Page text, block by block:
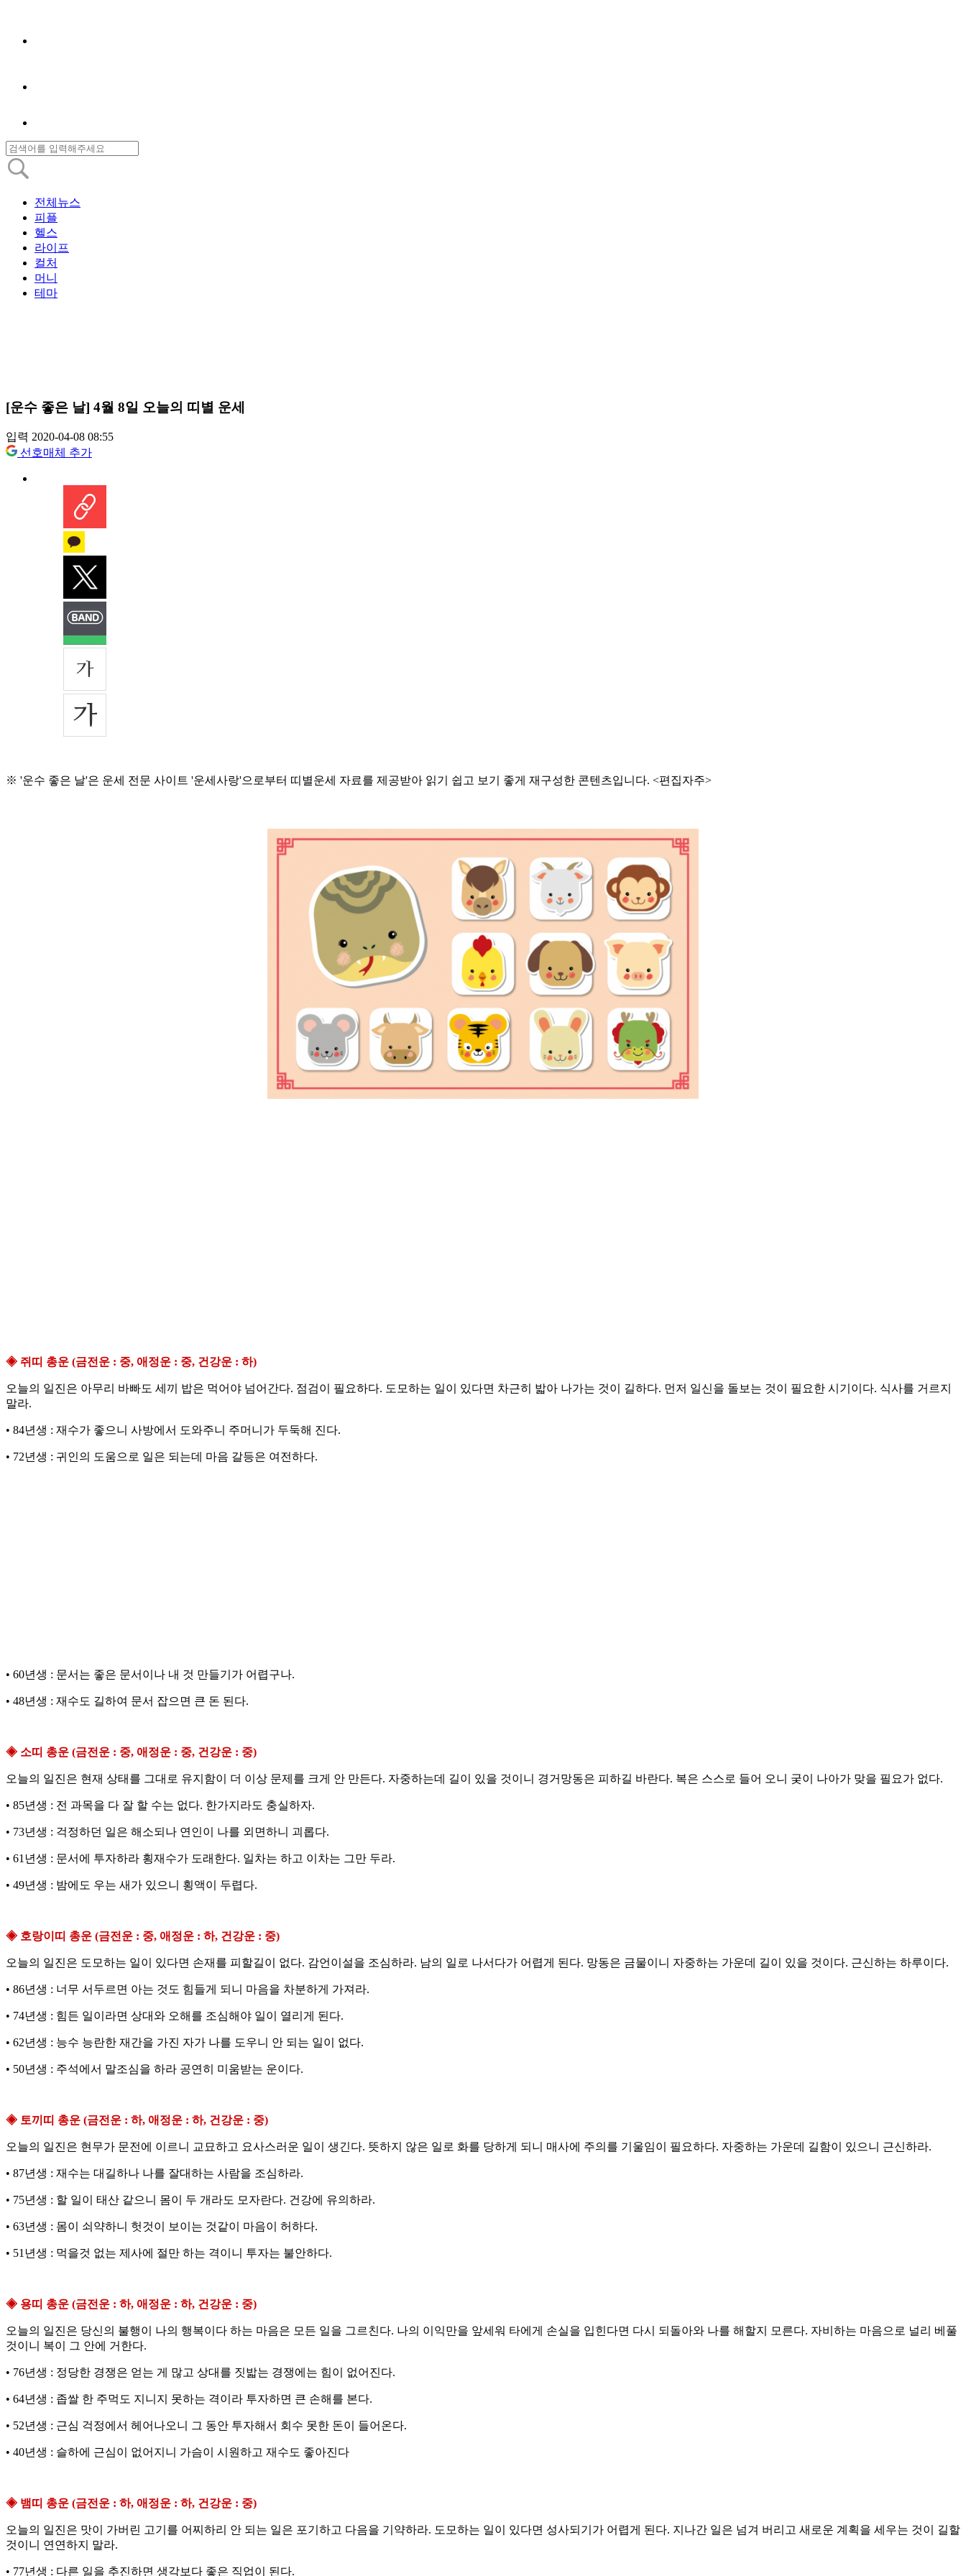
전체뉴스
피플
헬스
라이프
컬처
머니
테마
[운수 좋은 날] 4월 8일 오늘의 띠별 운세
입력 2020-04-08 08:55
선호매체 추가
※ '운수 좋은 날'은 운세 전문 사이트 '운세사랑'으로부터 띠별운세 자료를 제공받아 읽기 쉽고 보기 좋게 재구성한 콘텐츠입니다. <편집자주>
◈ 쥐띠 총운 (금전운 : 중, 애정운 : 중, 건강운 : 하)
오늘의 일진은 아무리 바빠도 세끼 밥은 먹어야 넘어간다. 점검이 필요하다. 도모하는 일이 있다면 차근히 밟아 나가는 것이 길하다. 먼저 일신을 돌보는 것이 필요한 시기이다. 식사를 거르지
말라.
• 84년생 : 재수가 좋으니 사방에서 도와주니 주머니가 두둑해 진다.
• 72년생 : 귀인의 도움으로 일은 되는데 마음 갈등은 여전하다.
• 60년생 : 문서는 좋은 문서이나 내 것 만들기가 어렵구나.
• 48년생 : 재수도 길하여 문서 잡으면 큰 돈 된다.
◈ 소띠 총운 (금전운 : 중, 애정운 : 중, 건강운 : 중)
오늘의 일진은 현재 상태를 그대로 유지함이 더 이상 문제를 크게 안 만든다. 자중하는데 길이 있을 것이니 경거망동은 피하길 바란다. 복은 스스로 들어 오니 궂이 나아가 맞을 필요가 없다.
• 85년생 : 전 과목을 다 잘 할 수는 없다. 한가지라도 충실하자.
• 73년생 : 걱정하던 일은 해소되나 연인이 나를 외면하니 괴롭다.
• 61년생 : 문서에 투자하라 횡재수가 도래한다. 일차는 하고 이차는 그만 두라.
• 49년생 : 밤에도 우는 새가 있으니 횡액이 두렵다.
◈ 호랑이띠 총운 (금전운 : 중, 애정운 : 하, 건강운 : 중)
오늘의 일진은 도모하는 일이 있다면 손재를 피할길이 없다. 감언이설을 조심하라. 남의 일로 나서다가 어렵게 된다. 망동은 금물이니 자중하는 가운데 길이 있을 것이다. 근신하는 하루이다.
• 86년생 : 너무 서두르면 아는 것도 힘들게 되니 마음을 차분하게 가져라.
• 74년생 : 힘든 일이라면 상대와 오해를 조심해야 일이 열리게 된다.
• 62년생 : 능수 능란한 재간을 가진 자가 나를 도우니 안 되는 일이 없다.
• 50년생 : 주석에서 말조심을 하라 공연히 미움받는 운이다.
◈ 토끼띠 총운 (금전운 : 하, 애정운 : 하, 건강운 : 중)
오늘의 일진은 현무가 문전에 이르니 교묘하고 요사스러운 일이 생긴다. 뜻하지 않은 일로 화를 당하게 되니 매사에 주의를 기울임이 필요하다. 자중하는 가운데 길함이 있으니 근신하라.
• 87년생 : 재수는 대길하나 나를 잘대하는 사람을 조심하라.
• 75년생 : 할 일이 태산 같으니 몸이 두 개라도 모자란다. 건강에 유의하라.
• 63년생 : 몸이 쇠약하니 헛것이 보이는 것같이 마음이 허하다.
• 51년생 : 먹을것 없는 제사에 절만 하는 격이니 투자는 불안하다.
◈ 용띠 총운 (금전운 : 하, 애정운 : 하, 건강운 : 중)
오늘의 일진은 당신의 불행이 나의 행복이다 하는 마음은 모든 일을 그르친다. 나의 이익만을 앞세워 타에게 손실을 입힌다면 다시 되돌아와 나를 해할지 모른다. 자비하는 마음으로 널리 베풀
것이니 복이 그 안에 거한다.
• 76년생 : 정당한 경쟁은 얻는 게 많고 상대를 짓밟는 경쟁에는 힘이 없어진다.
• 64년생 : 좁쌀 한 주먹도 지니지 못하는 격이라 투자하면 큰 손해를 본다.
• 52년생 : 근심 걱정에서 헤어나오니 그 동안 투자해서 회수 못한 돈이 들어온다.
• 40년생 : 슬하에 근심이 없어지니 가슴이 시원하고 재수도 좋아진다
◈ 뱀띠 총운 (금전운 : 하, 애정운 : 하, 건강운 : 중)
오늘의 일진은 맛이 가버린 고기를 어찌하리 안 되는 일은 포기하고 다음을 기약하라. 도모하는 일이 있다면 성사되기가 어렵게 된다. 지나간 일은 넘겨 버리고 새로운 계획을 세우는 것이 길할
것이니 연연하지 말라.
• 77년생 : 다른 일을 추진하면 생각보다 좋은 직업이 된다.